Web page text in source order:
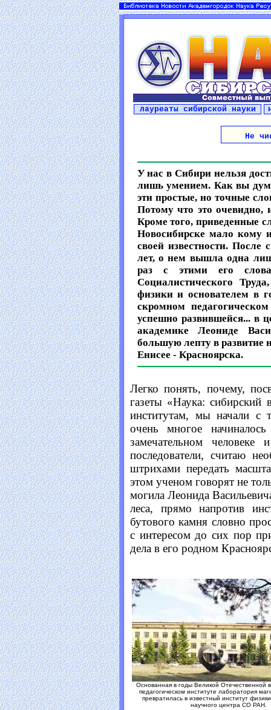
лауреаты сибирской науки
Не
У нас в Сибири нельзя
лишь умением. Как вы
эти простые, но точные
Потому что это очевидно,
Кроме того, приведенные
Новосибирске мало кому
своей известности. После
лет, о нем вышла одна
раз с этими его
Социалистического
физики и основателем в
скромном
успешно развившейся... в
академике Леониде
большую лепту в развитие
Енисее - Красноярска.
Легко понять, почему,
газеты «Наука: сибирский
институтам, мы начали с
очень многое
замечательном
последователи, считаю
штрихами передать
этом ученом говорят не
могила Леонида
леса, прямо напротив
бутового камня словно
с интересом до сих пор
дела в его родном
Основанная в годы Великой Отечественной
педагогическом институте лаборатория
превратилась в известный институт
научного центра СО РАН.